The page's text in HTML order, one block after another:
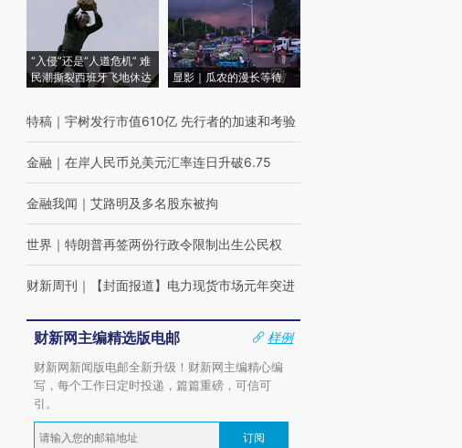
“入侵”还是“人道危机” 难
民潮撕裂西班牙飞地休达
显影｜瓜农的漫长等待
特稿 ｜ 宇树发行市值610亿 先行者的加速和考验
金融 ｜ 在岸人民币兑美元汇率连日升破6.75
金融我闻 ｜ 艾路明及多名股东被拘
世界 ｜ 特朗普再签两份行政令限制出生公民权
财新周刊 ｜ 【封面报道】电力现货市场元年突进
财新网主编精选版电邮
样例
财新网新闻版电邮全新升级！财新网主编精心编
写，每个工作日定时投递，篇篇重磅，可信可
引。
订阅